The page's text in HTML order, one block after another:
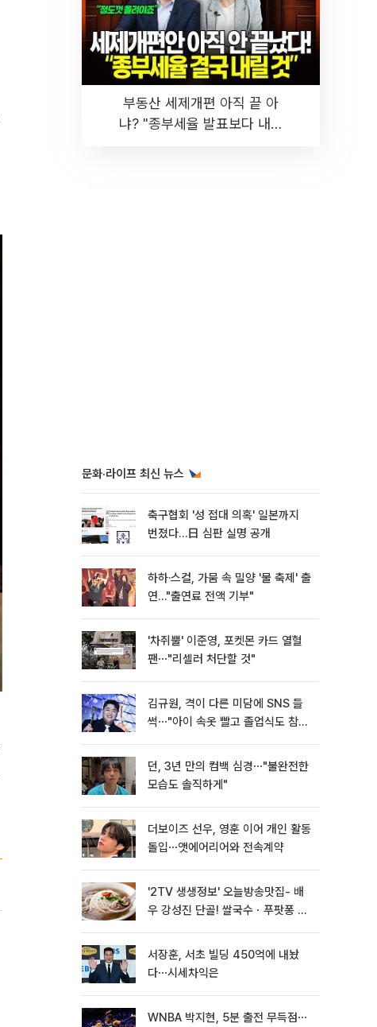
부동산 세제개편 아직 끝 아
냐? "종부세율 발표보다 내릴
문화·라이프 최신 뉴스
축구협회 '성 접대 의혹' 일본까지
번졌다…日 심판 실명 공개
하하·스컬, 가뭄 속 밀양 '물 축제' 출
연…"출연료 전액 기부"
'차쥐뿔' 이준영, 포켓몬 카드 열혈
팬⋯"리셀러 처단할 것"
김규원, 격이 다른 미담에 SNS 들
썩⋯"아이 속옷 빨고 졸업식도 참
던, 3년 만의 컴백 심경⋯"불완전한
모습도 솔직하게"
더보이즈 선우, 영훈 이어 개인 활동
돌입⋯앳에어리어와 전속계약
'2TV 생생정보' 오늘방송맛집- 배
우 강성진 단골! 쌀국수ㆍ푸팟퐁 커
서장훈, 서초 빌딩 450억에 내놨
다⋯시세차익은
WNBA 박지현, 5분 출전 무득점⋯